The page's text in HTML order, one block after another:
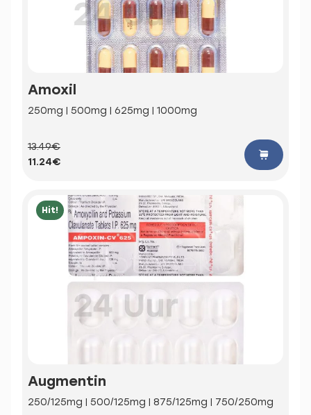
Amoxil
250mg | 500mg | 625mg | 1000mg
13.49€
11.24€
Hit!
Augmentin
250/125mg | 500/125mg | 875/125mg | 750/250mg